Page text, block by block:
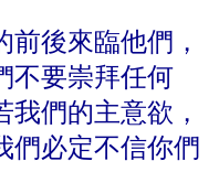
後來臨他們，
不要崇拜任何
們的主意欲，
們必定不信你們